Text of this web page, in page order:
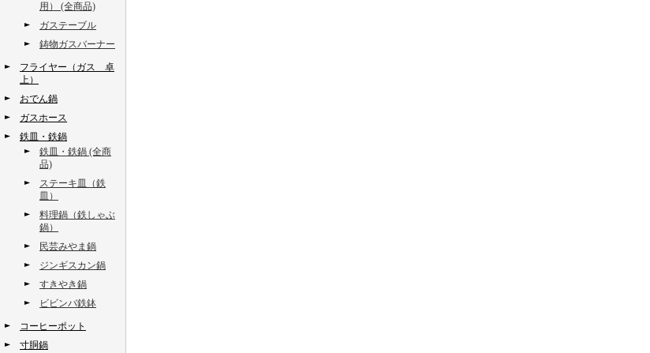
用） (全商品)
ガステーブル
鋳物ガスバーナー
フライヤー（ガス 卓
上）
おでん鍋
ガスホース
鉄皿・鉄鍋
鉄皿・鉄鍋 (全商
品)
ステーキ皿（鉄
皿）
料理鍋（鉄しゃぶ
鍋）
民芸みやま鍋
ジンギスカン鍋
すきやき鍋
ビビンバ鉄鉢
コーヒーポット
寸胴鍋